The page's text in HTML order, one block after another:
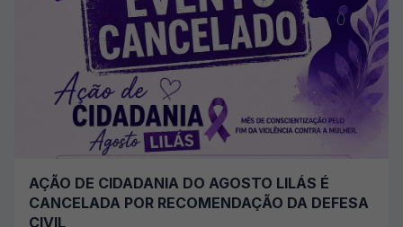
AÇÃO DE CIDADANIA DO AGOSTO LILÁS É
CANCELADA POR RECOMENDAÇÃO DA DEFESA
CIVIL